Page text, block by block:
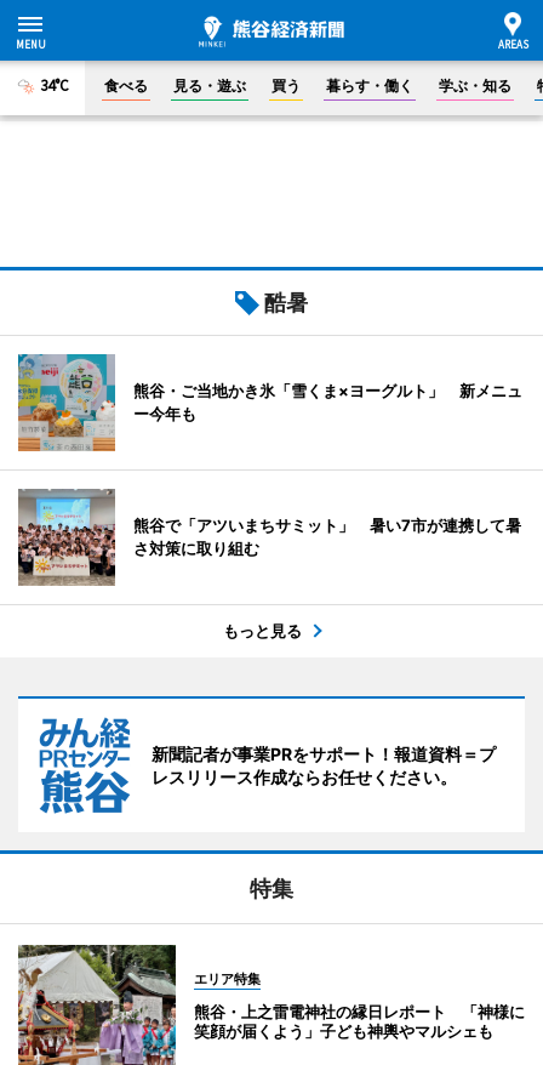
34°C 食べる 見る・遊ぶ 買う 暮らす・働く 学ぶ・知る
酷暑
熊谷・ご当地かき氷「雪くま×ヨーグルト」 新メニュ
ー今年も
熊谷で「アツいまちサミット」 暑い7市が連携して暑
さ対策に取り組む
もっと見る
新聞記者が事業PRをサポート！報道資料＝プ
レスリリース作成ならお任せください。
特集
エリア特集
熊谷・上之雷電神社の縁日レポート 「神様に
笑顔が届くよう」子ども神輿やマルシェも